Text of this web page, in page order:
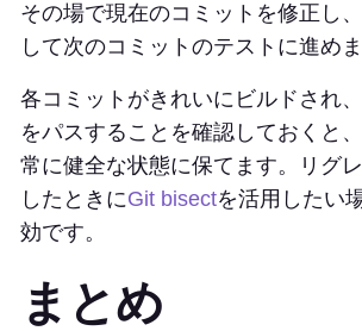
その場で現在のコミットを修正し
して次のコミットのテストに進めま
各コミットがきれいにビルドされ
をパスすることを確認しておくと
常に健全な状態に保てます。リグ
したときにGit bisectを活用したい
効です。
まとめ